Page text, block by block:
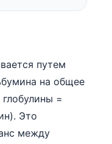
путем
на общее
глобулины =
Это
между